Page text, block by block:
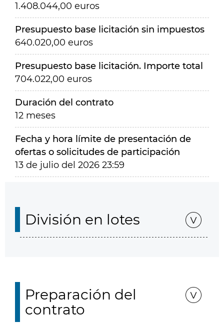
1.408.044,00 euros
Presupuesto base licitación sin impuestos
640.020,00 euros
Presupuesto base licitación. Importe total
704.022,00 euros
Duración del contrato
12 meses
Fecha y hora límite de presentación de
ofertas o solicitudes de participación
13 de julio del 2026 23:59
División en lotes
Preparación del
contrato